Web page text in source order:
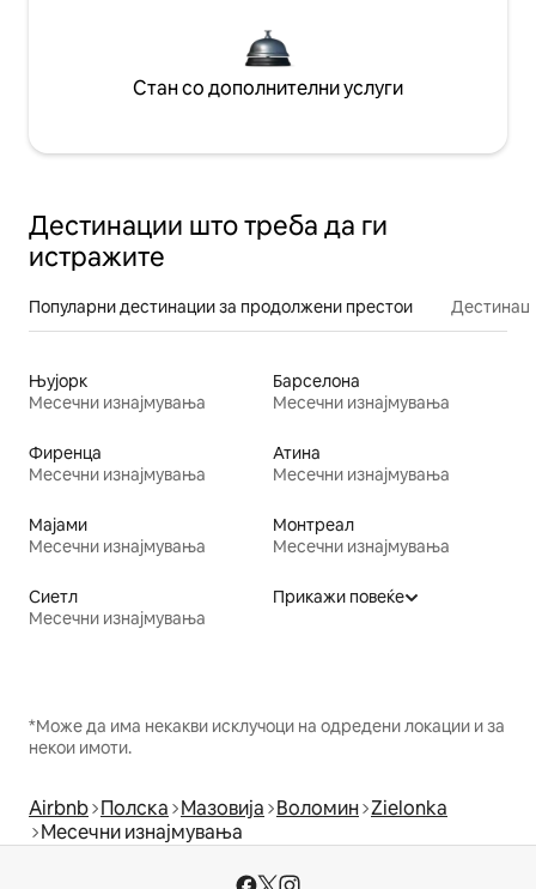
Стан со дополнителни услуги
Дестинации што треба да ги
истражите
Популарни дестинации за продолжени престои
Њујорк
Месечни изнајмувања
Барселона
Месечни изнајмувања
Фиренца
Месечни изнајмувања
Атина
Месечни изнајмувања
Мајами
Месечни изнајмувања
Монтреал
Месечни изнајмувања
Сиетл
Месечни изнајмувања
Прикажи повеќе
*Може да има некакви исклучоци на одредени локации и за
некои имоти.
Airbnb Полска Мазовија Воломин Zielonka
Месечни изнајмувања